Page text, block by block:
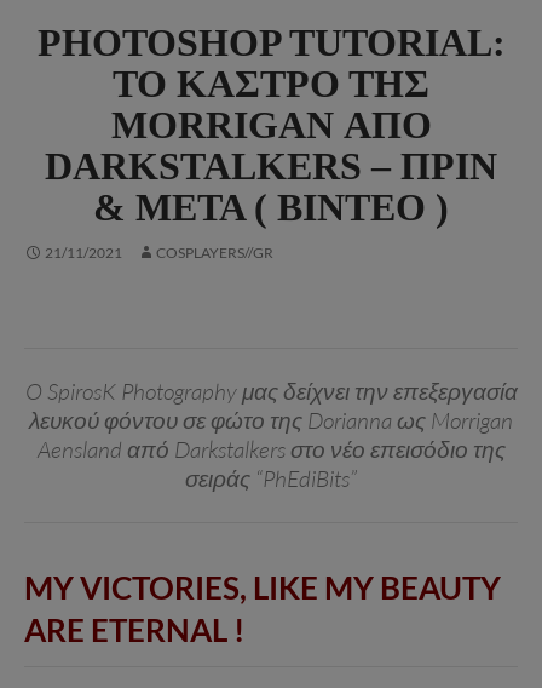
PHOTOSHOP TUTORIAL:
ΤΟ ΚΆΣΤΡΟ ΤΗΣ
MORRIGAN ΑΠΌ
DARKSTALKERS – ΠΡΙΝ
& ΜΕΤΆ ( ΒΊΝΤΕΟ )
21/11/2021 COSPLAYERS//GR
O SpirosK Photography μας δείχνει την επεξεργασία
λευκού φόντου σε φώτο της Dorianna ως Morrigan
Aensland από Darkstalkers στο νέο επεισόδιο της
σειράς “PhEdiBits”
MY VICTORIES, LIKE MY BEAUTY
ARE ETERNAL !